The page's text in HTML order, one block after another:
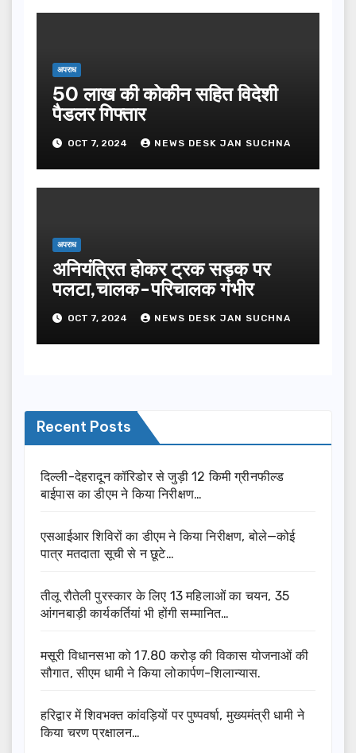
अपराध
50 लाख की कोकीन सहित विदेशी
पैडलर गिफ्तार
OCT 7, 2024 NEWS DESK JAN SUCHNA
अपराध
अनियंत्रित होकर ट्रक सड़क पर
पलटा,चालक-परिचालक गंभीर
OCT 7, 2024 NEWS DESK JAN SUCHNA
Recent Posts
दिल्ली-देहरादून कॉरिडोर से जुड़ी 12 किमी ग्रीनफील्ड
बाईपास का डीएम ने किया निरीक्षण…
एसआईआर शिविरों का डीएम ने किया निरीक्षण, बोले—कोई
पात्र मतदाता सूची से न छूटे…
तीलू रौतेली पुरस्कार के लिए 13 महिलाओं का चयन, 35
आंगनबाड़ी कार्यकर्तियां भी होंगी सम्मानित…
मसूरी विधानसभा को 17.80 करोड़ की विकास योजनाओं की
सौगात, सीएम धामी ने किया लोकार्पण-शिलान्यास.
हरिद्वार में शिवभक्त कांवड़ियों पर पुष्पवर्षा, मुख्यमंत्री धामी ने
किया चरण प्रक्षालन…